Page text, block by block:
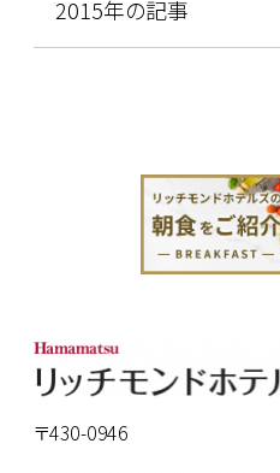
2015年の記事
〒430-0946